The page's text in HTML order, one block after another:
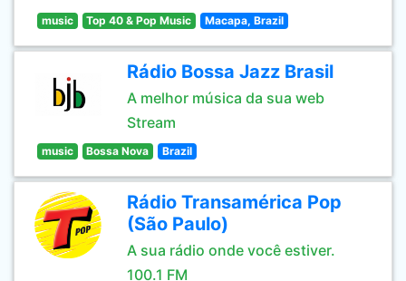
music Top 40 & Pop Music Macapa, Brazil
Rádio Bossa Jazz Brasil
A melhor música da sua web
Stream
music Bossa Nova Brazil
Rádio Transamérica Pop
(São Paulo)
A sua rádio onde você estiver.
100.1 FM